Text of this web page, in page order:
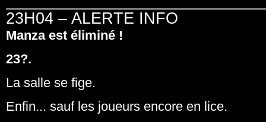
23H04 – ALERTE INFO
Manza est éliminé !
23?.
La salle se fige.
Enfin... sauf les joueurs encore en lice.